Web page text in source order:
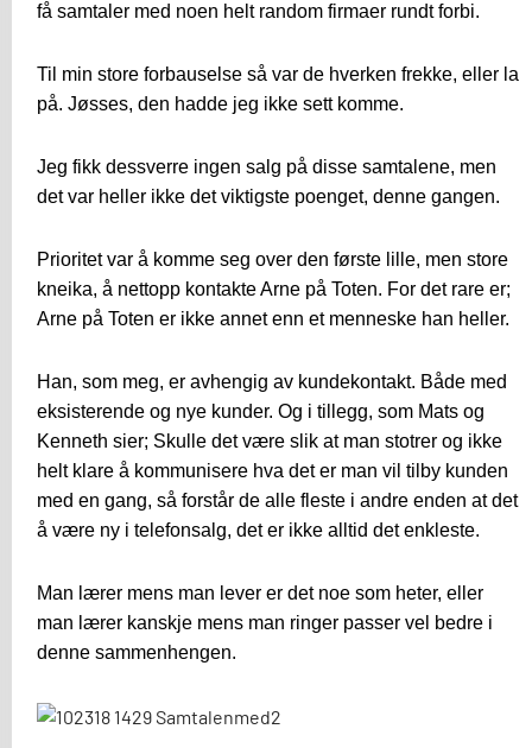
få samtaler med noen helt random firmaer rundt forbi.
Til min store forbauselse så var de hverken frekke, eller la
på. Jøsses, den hadde jeg ikke sett komme.
Jeg fikk dessverre ingen salg på disse samtalene, men
det var heller ikke det viktigste poenget, denne gangen.
Prioritet var å komme seg over den første lille, men store
kneika, å nettopp kontakte Arne på Toten. For det rare er;
Arne på Toten er ikke annet enn et menneske han heller.
Han, som meg, er avhengig av kundekontakt. Både med
eksisterende og nye kunder. Og i tillegg, som Mats og
Kenneth sier; Skulle det være slik at man stotrer og ikke
helt klare å kommunisere hva det er man vil tilby kunden
med en gang, så forstår de alle fleste i andre enden at det
å være ny i telefonsalg, det er ikke alltid det enkleste.
Man lærer mens man lever er det noe som heter, eller
man lærer kanskje mens man ringer passer vel bedre i
denne sammenhengen.